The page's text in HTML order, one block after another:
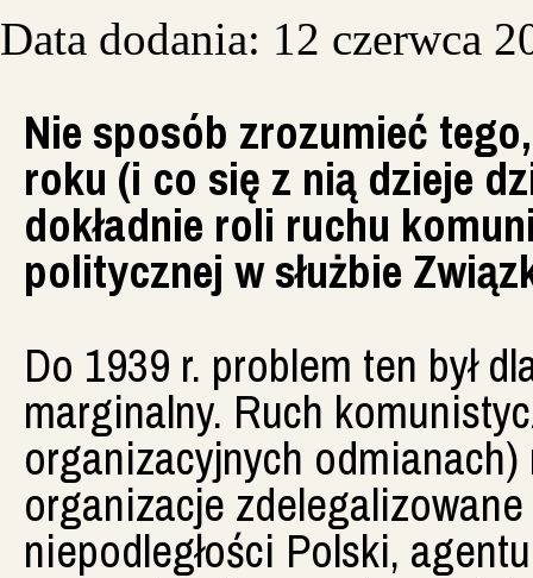
Data dodania: 12 czerwca
Nie sposób zrozumieć
roku (i co się z nią dzieje
dokładnie roli ruchu
politycznej w służbie
Do 1939 r. problem ten był
marginalny. Ruch
organizacyjnych odmianach)
organizacje
niepodległości Polski,